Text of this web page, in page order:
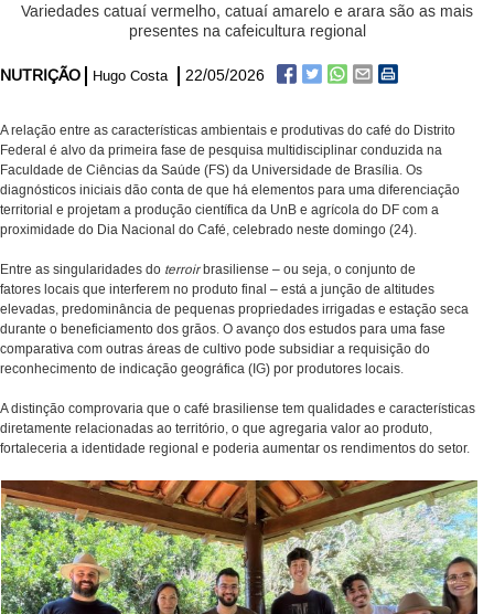
Variedades catuaí vermelho, catuaí amarelo e arara são as mais
presentes na cafeicultura regional
NUTRIÇÃO Hugo Costa 22/05/2026
A relação entre as características ambientais e produtivas do café do Distrito
Federal é alvo da primeira fase de pesquisa multidisciplinar conduzida na
Faculdade de Ciências da Saúde (FS) da Universidade de Brasília. Os
diagnósticos iniciais dão conta de que há elementos para uma diferenciação
territorial e projetam a produção científica da UnB e agrícola do DF com a
proximidade do Dia Nacional do Café, celebrado neste domingo (24).
Entre as singularidades do terroirbrasiliense – ou seja, o conjunto de
fatores locais que interferem no produto final – está a junção de altitudes
elevadas, predominância de pequenas propriedades irrigadas e estação seca
durante o beneficiamento dos grãos. O avanço dos estudos para uma fase
comparativa com outras áreas de cultivo pode subsidiar a requisição do
reconhecimento de indicação geográfica (IG) por produtores locais.
A distinção comprovaria que o café brasiliense tem qualidades e características
diretamente relacionadas ao território, o que agregaria valor ao produto,
fortaleceria a identidade regional e poderia aumentar os rendimentos do setor.